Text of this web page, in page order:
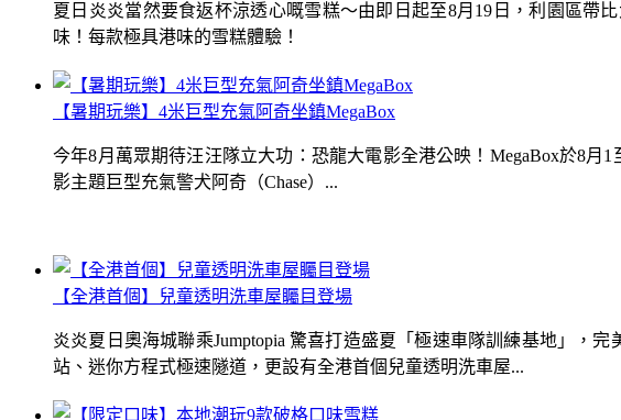
夏日炎炎當然要食返杯涼透心嘅雪糕～由即日起至8月19日，利園區帶
味！每款極具港味的雪糕體驗！
【全港首個】兒童透明洗車屋矚目登場
炎炎夏日奧海城聯乘Jumptopia 驚喜打造盛夏「極速車隊訓練基地」，
站、迷你方程式極速隧道，更設有全港首個兒童透明洗車屋...
【暑期玩樂】4米巨型充氣阿奇坐鎮MegaBox
今年8月萬眾期待汪汪隊立大功：恐龍大電影全港公映！MegaBox於8月
影主題巨型充氣警犬阿奇（Chase）...